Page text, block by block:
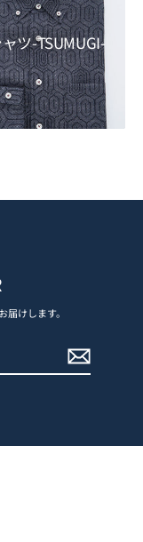
ツ-TSUMUGI-
けします。